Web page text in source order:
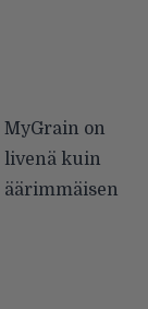
MyGrain on
livenä kuin
äärimmäisen